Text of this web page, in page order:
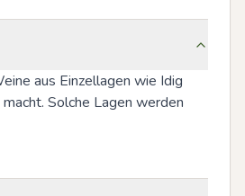
aus Einzellagen wie Idig
Solche Lagen werden